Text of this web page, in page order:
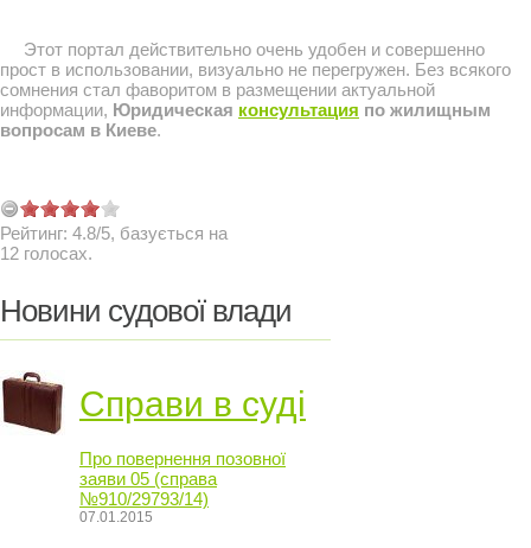
Этот портал действительно очень удобен и совершенно
прост в использовании, визуально не перегружен. Без всякого
сомнения стал фаворитом в размещении актуальной
информации, Юридическая консультация по жилищным
вопросам в Киеве.
Рейтинг: 4.8/5, базується на
12 голосах.
Новини судової влади
Справи в суді
Про повернення позовної
заяви 05 (справа
№910/29793/14)
07.01.2015